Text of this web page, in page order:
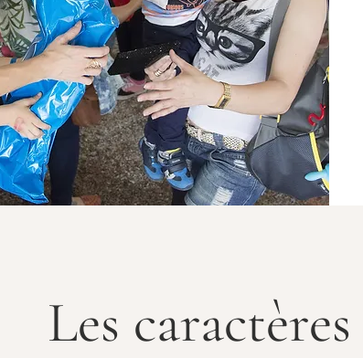
Les